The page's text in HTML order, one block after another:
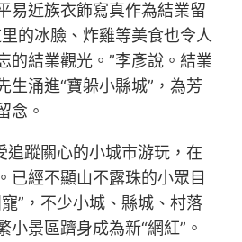
易近族衣飾寫真作為結業留
的冰臉、炸雞等美食也令人
的結業觀光。”李彥說。結業
生涌進“寶躲小縣城”，為芳
念。
追蹤關心的小城市游玩，在
已經不顯山不露珠的小眾目
”，不少小城、縣城、村落
小景區躋身成為新“網紅”。